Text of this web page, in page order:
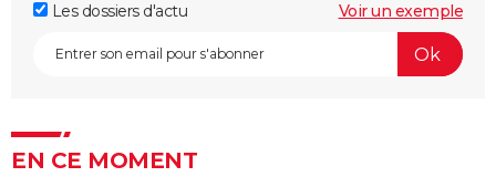
Les dossiers d'actu
Voir un exemple
EN CE MOMENT